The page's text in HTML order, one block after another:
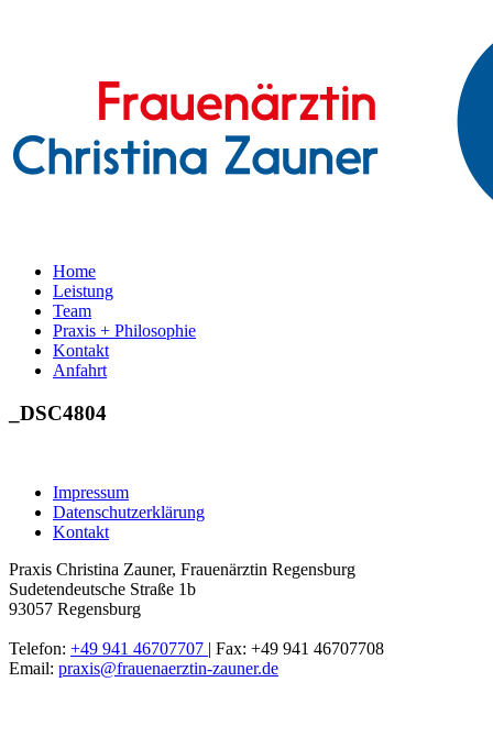
Home
Leistung
Team
Praxis + Philosophie
Kontakt
Anfahrt
_DSC4804
Impressum
Datenschutzerklärung
Kontakt
Praxis Christina Zauner, Frauenärztin Regensburg
Sudetendeutsche Straße 1b
93057 Regensburg
Telefon: +49 941 46707707 | Fax: +49 941 46707708
Email: praxis@frauenaerztin-zauner.de